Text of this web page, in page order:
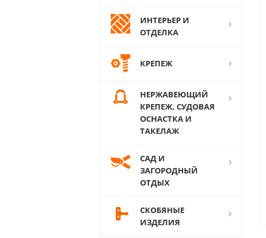
ИНТЕРЬЕР И
ОТДЕЛКА
КРЕПЕЖ
НЕРЖАВЕЮЩИЙ
КРЕПЕЖ, СУДОВАЯ
ОСНАСТКА И
ТАКЕЛАЖ
САД И
ЗАГОРОДНЫЙ
ОТДЫХ
СКОБЯНЫЕ
ИЗДЕЛИЯ